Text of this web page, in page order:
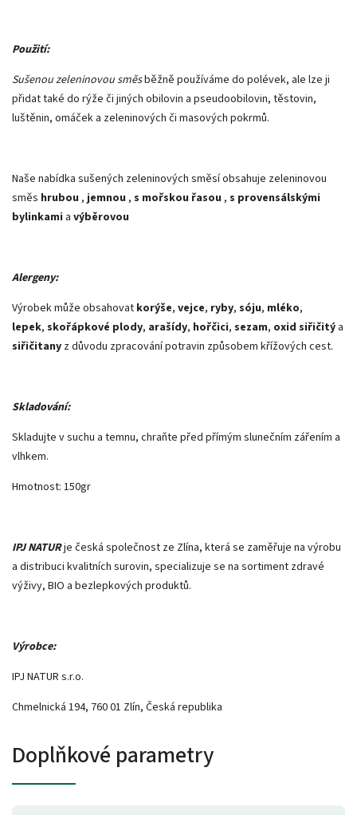
Použití:
Sušenou zeleninovou směsběžně používáme do polévek, ale lze ji
přidat také do rýže či jiných obilovin a pseudoobilovin, těstovin,
luštěnin, omáček a zeleninových či masových pokrmů.
Naše nabídka sušených zeleninových směsí obsahuje zeleninovou
směs hrubou , jemnou , s mořskou řasou , s provensálskými
bylinkami a výběrovou
Alergeny:
Výrobek může obsahovat korýše, vejce, ryby, sóju, mléko,
lepek, skořápkové plody, arašídy, hořčici, sezam, oxid siřičitý a
siřičitany z důvodu zpracování potravin způsobem křížových cest.
Skladování:
Skladujte v suchu a temnu, chraňte před přímým slunečním zářením a
vlhkem.
Hmotnost: 150gr
IPJ NATURje česká společnost ze Zlína, která se zaměřuje na výrobu
a distribuci kvalitních surovin, specializuje se na sortiment zdravé
výživy, BIO a bezlepkových produktů.
Výrobce:
IPJ NATUR s.r.o.
Chmelnická 194, 760 01 Zlín, Česká republika
Doplňkové parametry